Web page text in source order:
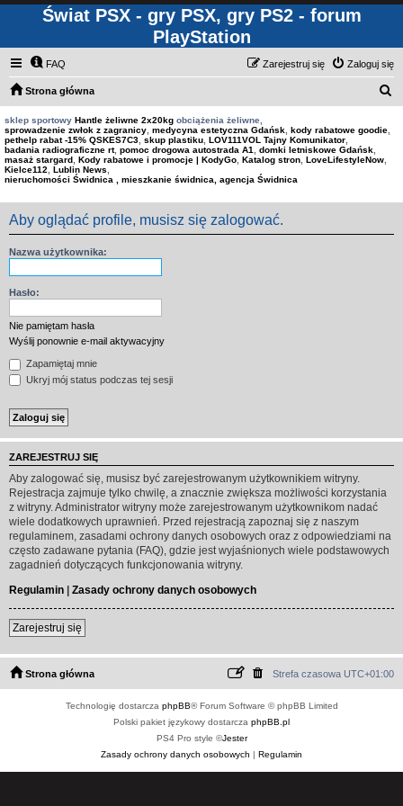
Świat PSX - gry PSX, gry PS2 - forum
PlayStation
FAQ Zaloguj się
Zarejestruj się
Strona główna
sklep sportowy Hantle żeliwne 2x20kg obciążenia żeliwne,
sprowadzenie zwłok z zagranicy medycyna estetyczna Gdańsk kody rabatowe goodie
pethelp rabat -15% QSKES7C3 skup plastiku LOV111VOL Tajny Komunikator
badania radiograficzne rt, pomoc drogowa autostrada A1 domki letniskowe Gdańsk
masaż stargard Kody rabatowe i promocje | KodyGo Katalog stron LoveLifestyleNow
Kielce112
Lublin News
nieruchomości Świdnica , mieszkanie świdnica, agencja Świdnica
Aby oglądać profile, musisz się zalogować.
Nazwa użytkownika:
Hasło:
Nie pamiętam hasła
Wyślij ponownie e-mail aktywacyjny
Zapamiętaj mnie
Ukryj mój status podczas tej sesji
ZAREJESTRUJ SIĘ
Aby zalogować się, musisz być zarejestrowanym użytkownikiem witryny.
Rejestracja zajmuje tylko chwilę, a znacznie zwiększa możliwości korzystania
z witryny. Administrator witryny może zarejestrowanym użytkownikom nadać
wiele dodatkowych uprawnień. Przed rejestracją zapoznaj się z naszym
regulaminem, zasadami ochrony danych osobowych oraz z odpowiedziami na
często zadawane pytania (FAQ), gdzie jest wyjaśnionych wiele podstawowych
zagadnień dotyczących funkcjonowania witryny.
Regulamin | Zasady ochrony danych osobowych
Zarejestruj się
Strona główna Strefa czasowa UTC+01:00
Technologię dostarcza phpBB® Forum Software © phpBB Limited
Polski pakiet językowy dostarcza phpBB.pl
PS4 Pro style ©Jester
Zasady ochrony danych osobowych | Regulamin